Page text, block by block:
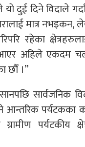
दुई दिने विदाले
मात्र नभइकन,
रहेका
अहिले एकदम
छौँ ।”
सार्वजनिक
आन्तरिक पर्यटकका
पर्यटकीय